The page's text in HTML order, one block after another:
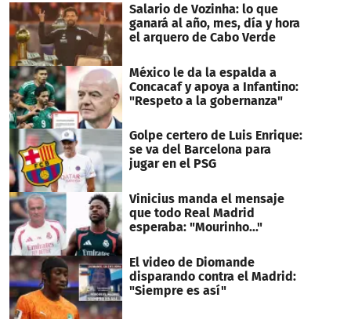
Salario de Vozinha: lo que
ganará al año, mes, día y hora
el arquero de Cabo Verde
México le da la espalda a
Concacaf y apoya a Infantino:
"Respeto a la gobernanza"
Golpe certero de Luis Enrique:
se va del Barcelona para
jugar en el PSG
Vinicius manda el mensaje
que todo Real Madrid
esperaba: "Mourinho..."
El video de Diomande
disparando contra el Madrid:
"Siempre es así"